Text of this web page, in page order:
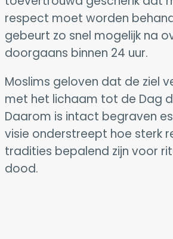
respect moet worden
gebeurt zo snel mogelijk na
doorgaans binnen 24 uur.
Moslims geloven dat de ziel
met het lichaam tot de Dag
Daarom is intact begraven
visie onderstreept hoe sterk
tradities bepalend zijn voor
dood.